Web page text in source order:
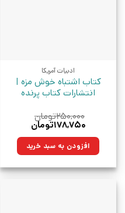
ادبیات آمریکا
کتاب اشتباه خوش مزه |
انتشارات کتاب پرنده
۲۵۰,۰۰۰تومان
قیمت
۲۵۰,۰۰۰تومان
بود.
۱۷۸,۷۵۰تومان
۱۷۸,۷۵۰تومان.افزودن به سبد خرید